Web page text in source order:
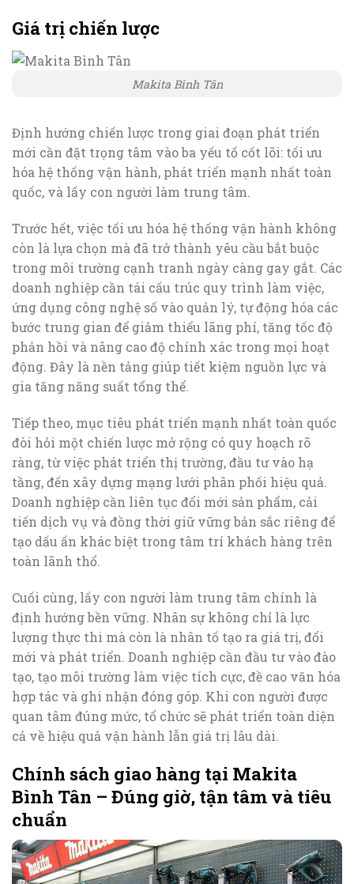
Giá trị chiến lược
Makita Bình Tân
Định hướng chiến lược trong giai đoạn phát triển
mới cần đặt trọng tâm vào ba yếu tố cốt lõi: tối ưu
hóa hệ thống vận hành, phát triển mạnh nhất toàn
quốc, và lấy con người làm trung tâm.
Trước hết, việc tối ưu hóa hệ thống vận hành không
còn là lựa chọn mà đã trở thành yêu cầu bắt buộc
trong môi trường cạnh tranh ngày càng gay gắt. Các
doanh nghiệp cần tái cấu trúc quy trình làm việc,
ứng dụng công nghệ số vào quản lý, tự động hóa các
bước trung gian để giảm thiểu lãng phí, tăng tốc độ
phản hồi và nâng cao độ chính xác trong mọi hoạt
động. Đây là nền tảng giúp tiết kiệm nguồn lực và
gia tăng năng suất tổng thể.
Tiếp theo, mục tiêu phát triển mạnh nhất toàn quốc
đòi hỏi một chiến lược mở rộng có quy hoạch rõ
ràng, từ việc phát triển thị trường, đầu tư vào hạ
tầng, đến xây dựng mạng lưới phân phối hiệu quả.
Doanh nghiệp cần liên tục đổi mới sản phẩm, cải
tiến dịch vụ và đồng thời giữ vững bản sắc riêng để
tạo dấu ấn khác biệt trong tâm trí khách hàng trên
toàn lãnh thổ.
Cuối cùng, lấy con người làm trung tâm chính là
định hướng bền vững. Nhân sự không chỉ là lực
lượng thực thi mà còn là nhân tố tạo ra giá trị, đổi
mới và phát triển. Doanh nghiệp cần đầu tư vào đào
tạo, tạo môi trường làm việc tích cực, đề cao văn hóa
hợp tác và ghi nhận đóng góp. Khi con người được
quan tâm đúng mức, tổ chức sẽ phát triển toàn diện
cả về hiệu quả vận hành lẫn giá trị lâu dài.
Chính sách giao hàng tại Makita
Bình Tân – Đúng giờ, tận tâm và tiêu
chuẩn